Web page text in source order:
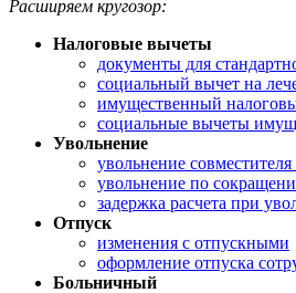
Расширяем кругозор:
Налоговые вычеты
документы для
социальный вычет на
имущественный
социальные вычеты
Увольнение
увольнение
увольнение по
задержка расчета при
Отпуск
изменения с отпускными
оформление отпуска
Больничный